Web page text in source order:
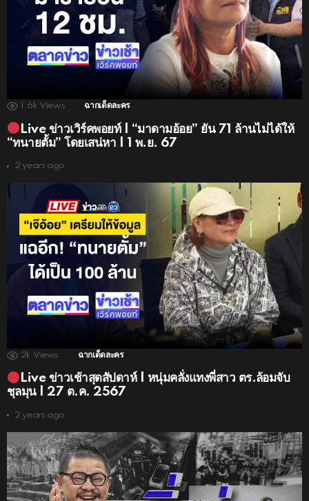
1.6k Views ฉากเด็ดละคร
Live ข่าวเวิร์คพอยท์ | “มาดามอ้อย” ยัน 71 ล้านไม่ได้ให้
“ทนายตั้ม” โดยเสน่หา | 1 พ.ย. 67
2 years ago
2k Views ฉากเด็ดละคร
Live ข่าวเช้าสุดสัปดาห์ | หนุ่มคลั่งแทงพี่สาว ตร.ล้อมจับ
ชุลมุน | 27 ต.ค. 2567
2 years ago